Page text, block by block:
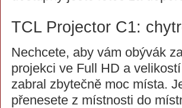
TCL Projector C1:
Nechcete, aby vám obývák
projekci ve Full HD a
zabral zbytečně moc místa.
přenesete z místnosti do